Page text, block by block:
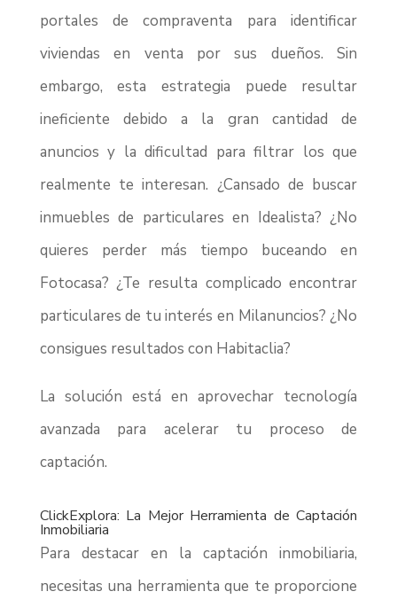
portales de compraventa para identificar
viviendas en venta por sus dueños. Sin
embargo, esta estrategia puede resultar
ineficiente debido a la gran cantidad de
anuncios y la dificultad para filtrar los que
realmente te interesan. ¿Cansado de buscar
inmuebles de particulares en Idealista? ¿No
quieres perder más tiempo buceando en
Fotocasa? ¿Te resulta complicado encontrar
particulares de tu interés en Milanuncios? ¿No
consigues resultados con Habitaclia?
La solución está en aprovechar tecnología
avanzada para acelerar tu proceso de
captación.
ClickExplora: La Mejor Herramienta de Captación
Inmobiliaria
Para destacar en la captación inmobiliaria,
necesitas una herramienta que te proporcione